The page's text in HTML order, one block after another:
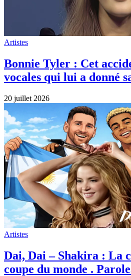
Artistes
Bonnie Tyler : Cet
vocales qui lui a donné
20 juillet 2026
Artistes
Dai, Dai – Shakira : La
coupe du monde .